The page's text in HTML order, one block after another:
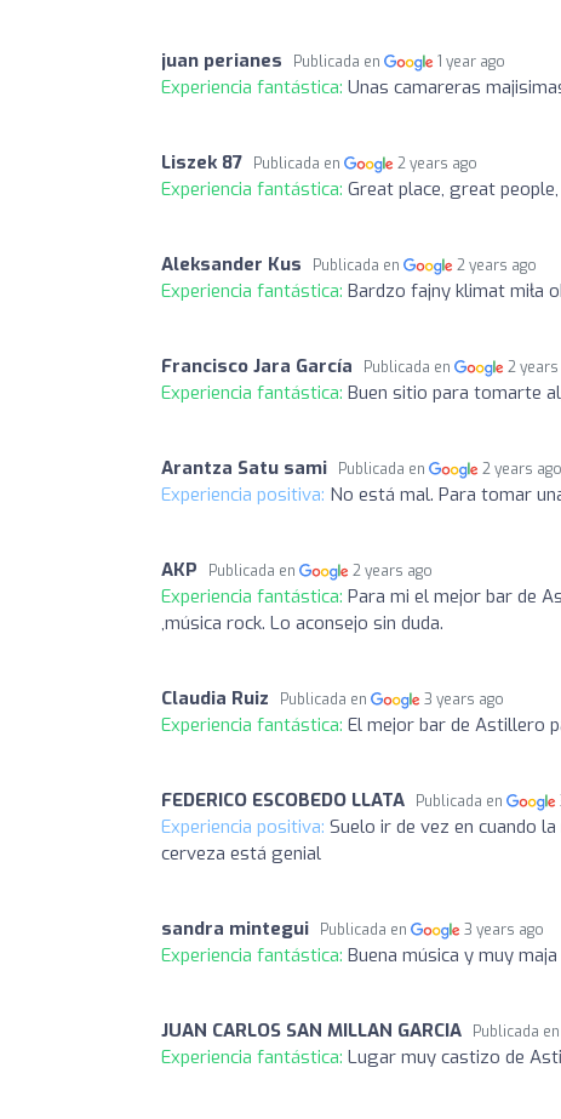
juan perianes Publicada en 1 year ago
Experiencia fantástica: Unas camareras
Liszek 87 Publicada en 2 years ago
Experiencia fantástica: Great place, great
Aleksander Kus Publicada en 2 years ago
Experiencia fantástica: Bardzo fajny klimat miła
Francisco Jara García Publicada en 2 years
Experiencia fantástica: Buen sitio para tomarte
Arantza Satu sami Publicada en 2 years ago
Experiencia positiva: No está mal. Para tomar
AKP Publicada en 2 years ago
Experiencia fantástica: Para mi el mejor bar de
,música rock. Lo aconsejo sin duda.
Claudia Ruiz Publicada en 3 years ago
Experiencia fantástica: El mejor bar de Astillero
FEDERICO ESCOBEDO LLATA Publicada en
Experiencia positiva: Suelo ir de vez en cuando
cerveza está genial
sandra mintegui Publicada en 3 years ago
Experiencia fantástica: Buena música y muy
JUAN CARLOS SAN MILLAN GARCIA Publicada en
Experiencia fantástica: Lugar muy castizo de